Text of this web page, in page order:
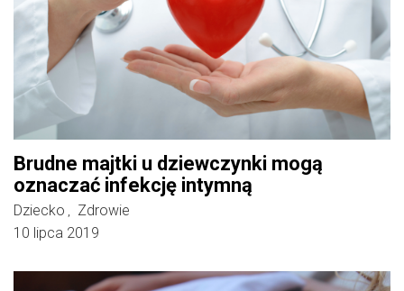
Brudne majtki u dziewczynki mogą
oznaczać infekcję intymną
Dziecko
Zdrowie
10 lipca 2019